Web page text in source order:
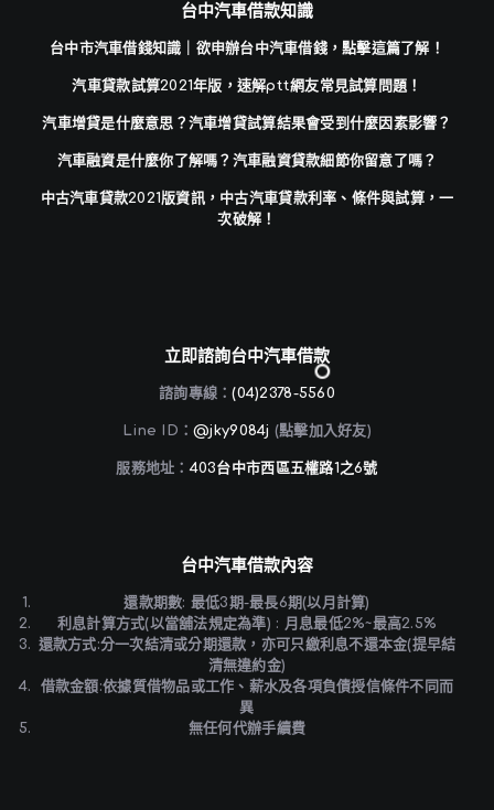
台中汽車借款知識
台中市汽車借錢知識｜欲申辦台中汽車借錢，點擊這篇了解！
汽車貸款試算2021年版，速解ptt網友常見試算問題！
汽車增貸是什麼意思？汽車增貸試算結果會受到什麼因素影響？
汽車融資是什麼你了解嗎？汽車融資貸款細節你留意了嗎？
中古汽車貸款2021版資訊，中古汽車貸款利率、條件與試算，一
次破解！
立即諮詢台中汽車借款
諮詢專線：(04)2378-5560
Line ID：@jky9084j (點擊加入好友)
服務地址：403台中市西區五權路1之6號
台中汽車借款內容
還款期數: 最低3期-最長6期(以月計算)
利息計算方式(以當舖法規定為準) : 月息最低2%~最高2.5%
還款方式:分一次結清或分期還款，亦可只繳利息不還本金(提早結
清無違約金)
借款金額:依據質借物品或工作、薪水及各項負債授信條件不同而
異
無任何代辦手續費